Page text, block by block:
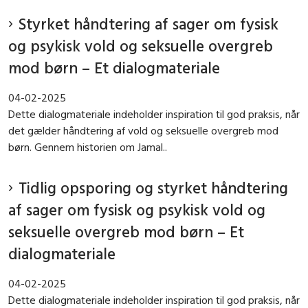
Styrket håndtering af sager om fysisk
og psykisk vold og seksuelle overgreb
mod børn – Et dialogmateriale
04-02-2025
Dette dialogmateriale indeholder inspiration til god praksis, når
det gælder håndtering af vold og seksuelle overgreb mod
børn. Gennem historien om Jamal..
Tidlig opsporing og styrket håndtering
af sager om fysisk og psykisk vold og
seksuelle overgreb mod børn – Et
dialogmateriale
04-02-2025
Dette dialogmateriale indeholder inspiration til god praksis, når